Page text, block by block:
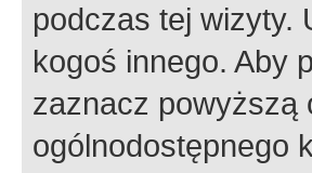
podczas tej wizyty.
kogoś innego. Aby
zaznacz powyższą
ogólnodostępnego